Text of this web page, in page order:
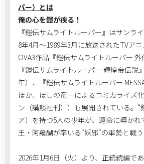
パー）とは
俺の心を鎧が疾る！
『鎧伝サムライトルーパー』はサンラ
8年4月～1989年3月に放送されたTVアニ
OVA3作品『鎧伝サムライトルーパー 外
『鎧伝サムライトルーパー 輝煌帝伝説
年）、『鎧伝サムライトルーパー
ほか、ほしの竜一によるコミカライズ
ン（講談社刊））も展開されている。
ア）を持つ5人の少年が、運命に導かれ
王・阿羅醐が率いる"妖邪"の軍勢と戦う
2026年1月6日（火）より、正統続編で